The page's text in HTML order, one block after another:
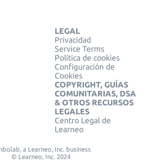
LEGAL
Privacidad
Service Terms
Política de cookies
Configuración de
Cookies
COPYRIGHT, GUÍAS
COMUNITARIAS, DSA
& OTROS RECURSOS
LEGALES
Centro Legal de
Learneo
a Learneo, Inc. business
© Learneo, Inc. 2024